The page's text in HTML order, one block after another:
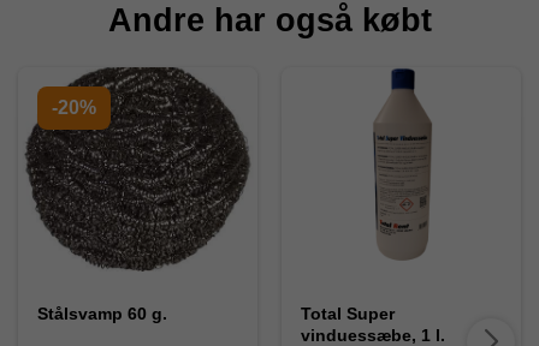
Andre har også købt
-20%
Stålsvamp 60 g.
Total Super
vinduessæbe, 1 l.